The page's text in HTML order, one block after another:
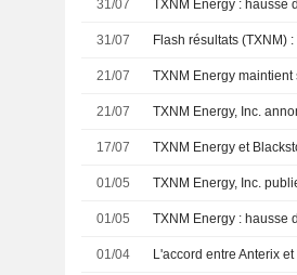
31/07
31/07
21/07
21/07 TXNM Energy, Inc.
17/07 TXNM Energy et
01/05
01/05
01/04